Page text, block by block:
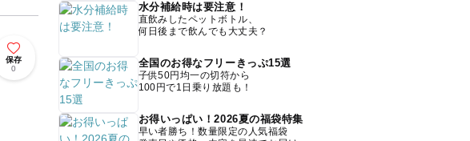
保存
0
水分補給時は要注意！
直飲みしたペットボトル、
何日後まで飲んでも大丈夫？
全国のお得なフリーきっぷ15選
子供50円均一の切符から
100円で1日乗り放題も！
お得いっぱい！2026夏の福袋特集
早い者勝ち！数量限定の人気福袋